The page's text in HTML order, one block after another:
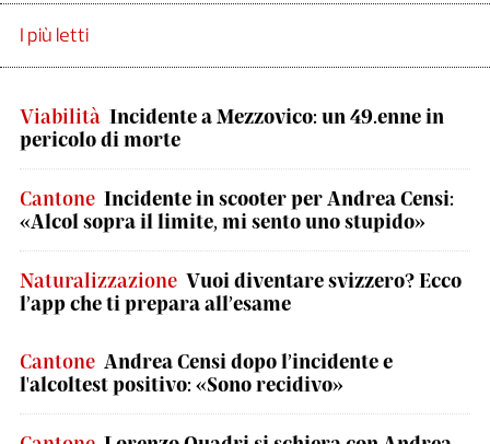
I più letti
Viabilità Incidente a Mezzovico: un 49.enne in
pericolo di morte
Cantone Incidente in scooter per Andrea Censi:
«Alcol sopra il limite, mi sento uno stupido»
Naturalizzazione Vuoi diventare svizzero? Ecco
l’app che ti prepara all’esame
Cantone Andrea Censi dopo l’incidente e
l'alcoltest positivo: «Sono recidivo»